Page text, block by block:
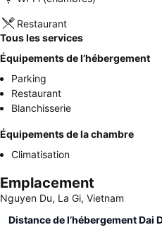
Restaurant
Tous les services
Équipements de l’hébergement
Parking
Restaurant
Blanchisserie
Équipements de la chambre
Climatisation
Emplacement
Nguyen Du, La Gi, Vietnam
Distance de l’hébergement Dai